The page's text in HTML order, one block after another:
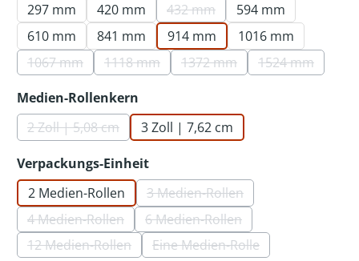
297 mm
420 mm 432 mm(Diese Option ist zurzeit nicht
594 mm
610 mm
841 mm 914 mm
1016 mm
1067 mm(Diese Option ist zurzeit nicht verfügbar.)
1118 mm(Diese Option ist zurzeit nicht verfügbar.)
1372 mm(Diese Option ist zurzeit
1524 mm
(Diese
Medien-Rollenkern
2 Zoll | 5,08 cm(Diese Option ist zurzeit nicht verfügbar.)
3 Zoll | 7,62 cm
Verpackungs-Einheitauswählen
2 Medien-Rollen
3 Medien-Rollen(Diese Option ist zurzeit nicht
4 Medien-Rollen(Diese Option ist zurzeit nicht verfügbar.)
6 Medien-Rollen(Diese Option ist zurzeit nicht
12 Medien-Rollen(Diese Option ist zurzeit nicht verfügbar.)
Eine Medien-Rolle(Diese Option ist zurzeit